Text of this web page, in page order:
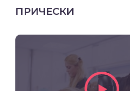
ПРИЧЕСКИ